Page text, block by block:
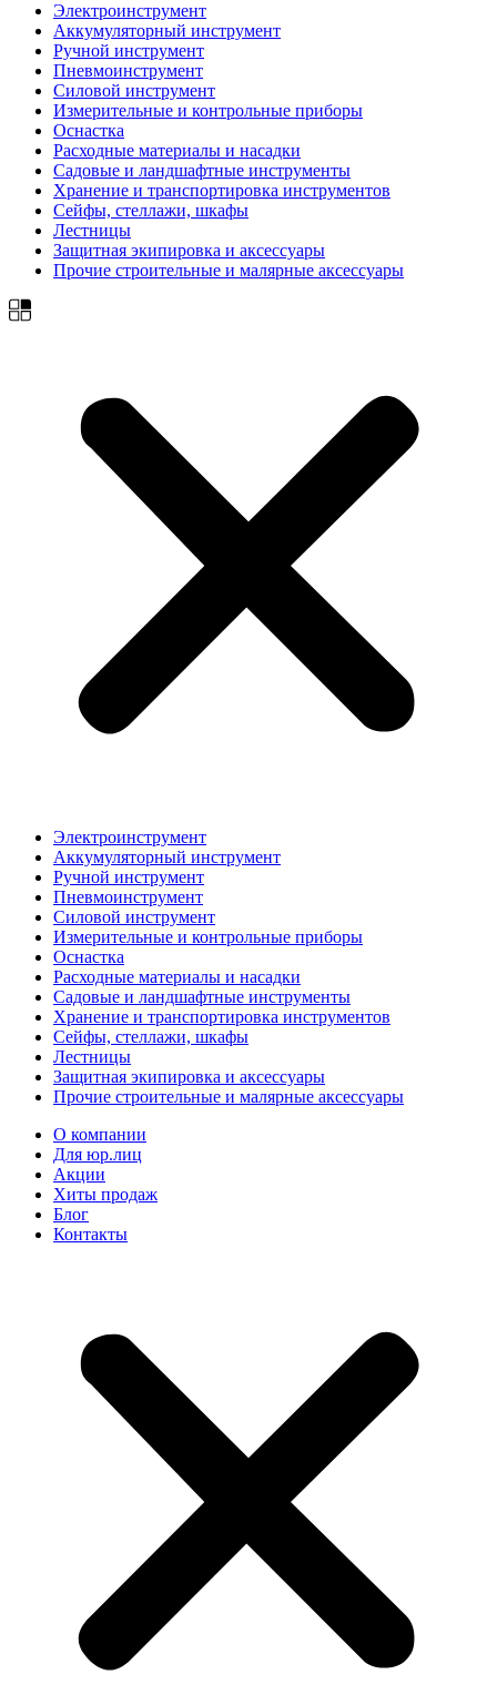
Электроинструмент
Аккумуляторный инструмент
Ручной инструмент
Пневмоинструмент
Силовой инструмент
Измерительные и контрольные приборы
Оснастка
Расходные материалы и насадки
Садовые и ландшафтные инструменты
Хранение и транспортировка инструментов
Сейфы, стеллажи, шкафы
Лестницы
Защитная экипировка и аксессуары
Прочие строительные и малярные аксессуары
Электроинструмент
Аккумуляторный инструмент
Ручной инструмент
Пневмоинструмент
Силовой инструмент
Измерительные и контрольные приборы
Оснастка
Расходные материалы и насадки
Садовые и ландшафтные инструменты
Хранение и транспортировка инструментов
Сейфы, стеллажи, шкафы
Лестницы
Защитная экипировка и аксессуары
Прочие строительные и малярные аксессуары
О компании
Для юр.лиц
Акции
Хиты продаж
Блог
Контакты